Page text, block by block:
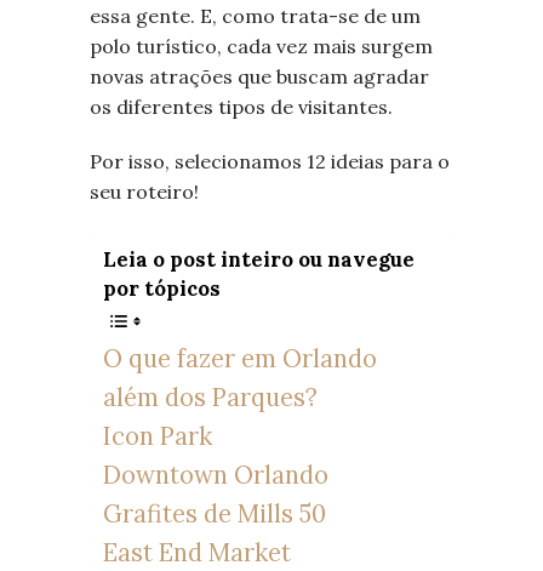
essa gente. E, como trata-se de um
polo turístico, cada vez mais surgem
novas atrações que buscam agradar
os diferentes tipos de visitantes.
Por isso, selecionamos 12 ideias para o
seu roteiro!
Leia o post inteiro ou navegue
por tópicos
O que fazer em Orlando
além dos Parques?
Icon Park
Downtown Orlando
Grafites de Mills 50
East End Market